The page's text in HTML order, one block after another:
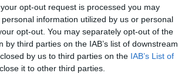
opt-out request is processed you may
information utilized by us or personal
opt-out. You may separately opt-out of the
third parties on the IAB’s list of downstream
by us to third parties on the IAB’s List of
it to other third parties.